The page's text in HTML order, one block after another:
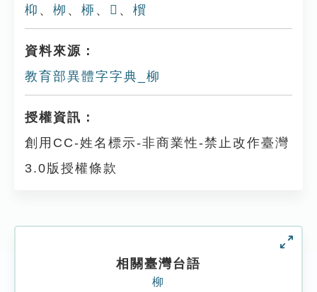
枊 、 栁 、 桺 、 𣓠 、 橮
資料來源：
教育部異體字字典_柳
授權資訊：
創用CC-姓名標示-非商業性-禁止改作臺灣
3.0版授權條款
相關臺灣台語
柳